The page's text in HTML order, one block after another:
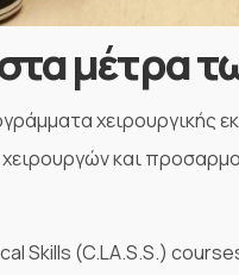
μέτρα
χειρουργικής
χειρουργών και
Skills (C.LA.S.S.)